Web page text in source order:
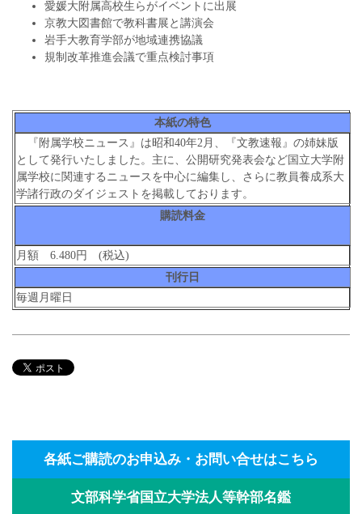
愛媛大附属高校生らがイベントに出展
京教大図書館で教科書展と講演会
岩手大教育学部が地域連携協議
規制改革推進会議で重点検討事項
本紙の特色
『附属学校ニュース』は昭和40年2月、『文教速報』の姉妹版
として発行いたしました。主に、公開研究発表会など国立大学附
属学校に関連するニュースを中心に編集し、さらに教員養成系大
学諸行政のダイジェストを掲載しております。
購読料金
月額 6.480円 (税込)
刊行日
毎週月曜日
各紙ご購読のお申込み・お問い合せはこちら
文部科学省国立大学法人等幹部名鑑